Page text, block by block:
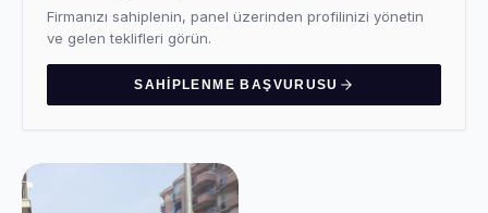
Firmanızı sahiplenin, panel üzerinden profilinizi yönetin
ve gelen teklifleri görün.
SAHIPLENME BAŞVURUSU